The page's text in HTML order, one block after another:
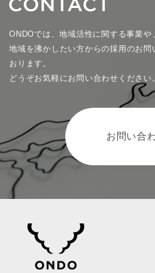
ONDOでは、地域活性に関する事業
地域を沸かしたい方からの採用のお問
おります。
どうぞお気軽にお問い合わせください。
お問い合